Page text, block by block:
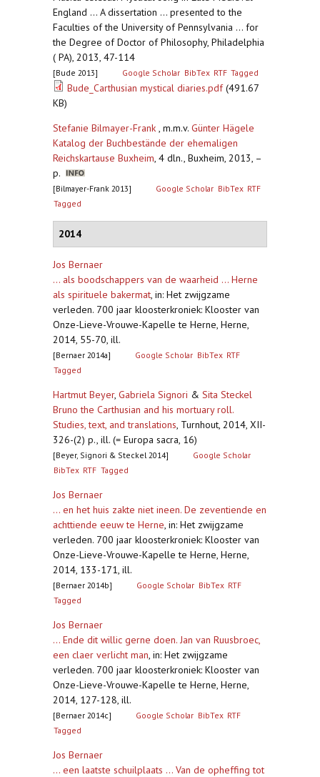
England ... A dissertation ... presented to the
Faculties of the University of Pennsylvania ... for
the Degree of Doctor of Philosophy, Philadelphia
( PA), 2013, 47-114
[Bude 2013] Google Scholar BibTex RTF Tagged
Bude_Carthusian mystical diaries.pdf(491.67
KB)
Stefanie Bilmayer-Frank , m.m.v. Günter Hägele
Katalog der Buchbestände der ehemaligen
Reichskartause Buxheim, 4 dln., Buxheim, 2013, –
p.
[Bilmayer-Frank 2013] Google Scholar BibTex RTF
Tagged
2014
Jos Bernaer
... als boodschappers van de waarheid ... Herne
als spirituele bakermat, in: Het zwijgzame
verleden. 700 jaar kloosterkroniek: Klooster van
Onze-Lieve-Vrouwe-Kapelle te Herne, Herne,
2014, 55-70, ill.
[Bernaer 2014a] Google Scholar BibTex RTF
Tagged
Hartmut Beyer, Gabriela Signori & Sita Steckel
Bruno the Carthusian and his mortuary roll.
Studies, text, and translations, Turnhout, 2014, XII-
326-(2) p., ill. (= Europa sacra, 16)
[Beyer, Signori & Steckel 2014]
Google Scholar
BibTex RTF Tagged
Jos Bernaer
... en het huis zakte niet ineen. De zeventiende en
achttiende eeuw te Herne, in: Het zwijgzame
verleden. 700 jaar kloosterkroniek: Klooster van
Onze-Lieve-Vrouwe-Kapelle te Herne, Herne,
2014, 133-171, ill.
[Bernaer 2014b] Google Scholar BibTex RTF
Tagged
Jos Bernaer
... Ende dit willic gerne doen. Jan van Ruusbroec,
een claer verlicht man, in: Het zwijgzame
verleden. 700 jaar kloosterkroniek: Klooster van
Onze-Lieve-Vrouwe-Kapelle te Herne, Herne,
2014, 127-128, ill.
[Bernaer 2014c] Google Scholar BibTex RTF
Tagged
Jos Bernaer
... een laatste schuilplaats ... Van de opheffing tot